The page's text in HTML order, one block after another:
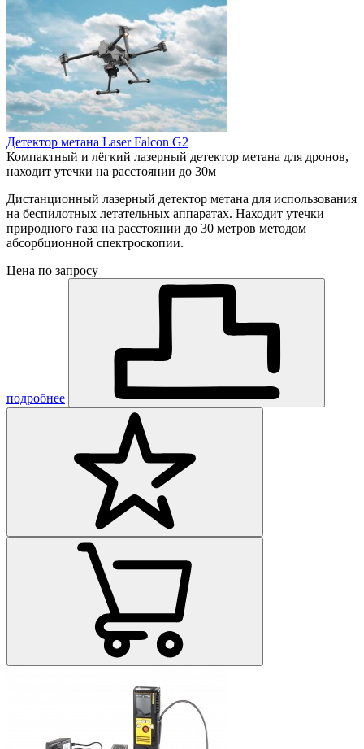
Детектор метана Laser Falcon G2
Компактный и лёгкий лазерный детектор метана для дронов,
находит утечки на расстоянии до 30м
Дистанционный лазерный детектор метана для использования
на беспилотных летательных аппаратах. Находит утечки
природного газа на расстоянии до 30 метров методом
абсорбционной спектроскопии.
Цена по запросу
подробнее